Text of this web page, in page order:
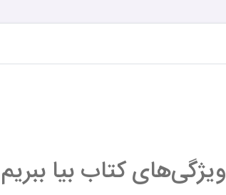
ویژگی‌های کتاب بیا